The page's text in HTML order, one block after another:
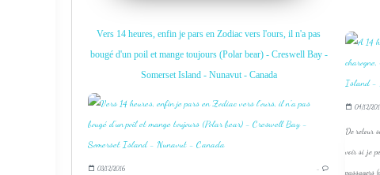
04/12/
De retour
voir si je
passagers
Vers 14 heures, enfin je pars en Zodiac vers l'ours, il n'a pas
bougé d'un poil et mange toujours (Polar bear) - Creswell Bay -
Somerset Island - Nunavut - Canada
03/12/2016 …